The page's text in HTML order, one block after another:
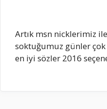
Artık msn nicklerimiz
soktuğumuz günler
en iyi sözler 2016